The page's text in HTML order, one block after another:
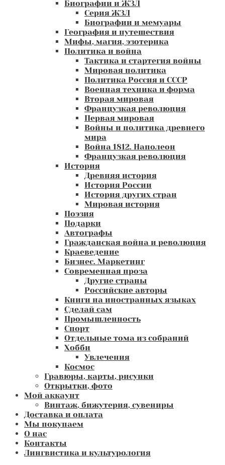
Биографии и ЖЗЛ
Серия ЖЗЛ
Биографии и мемуары
География и путешествия
Мифы, магия, эзотерика
Политика и война
Тактика и стартегия войны
Мировая политика
Политика Россия и СССР
Военная техника и форма
Вторая мировая
Французкая революция
Первая мировая
Войны и политика древнего
мира
Война 1812. Наполеон
Французкая революция
История
Древняя история
История России
История других стран
Мировая история
Поэзия
Подарки
Автографы
Гражданская война и революция
Краеведение
Бизнес. Маркетинг
Современная проза
Другие страны
Российские авторы
Книги на иностранных языках
Сделай сам
Промышленность
Спорт
Отдельные тома из собраний
Хобби
Увлечения
Космос
Гравюры, карты, рисунки
Открытки, фото
Мой аккаунт
Винтаж, бижутерия, сувениры
Доставка и оплата
Мы покупаем
О нас
Контакты
Лингвистика и культурология